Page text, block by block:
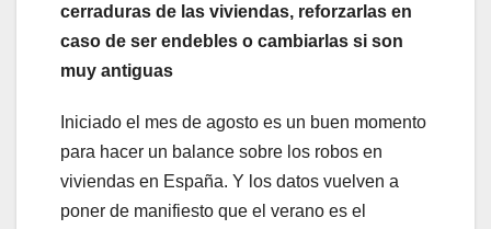
cerraduras de las viviendas, reforzarlas en
caso de ser endebles o cambiarlas si son
muy antiguas
Iniciado el mes de agosto es un buen momento
para hacer un balance sobre los robos en
viviendas en España. Y los datos vuelven a
poner de manifiesto que el verano es el